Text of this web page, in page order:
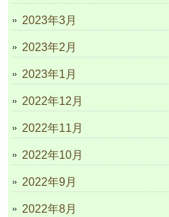
2023年3月
2023年2月
2023年1月
2022年12月
2022年11月
2022年10月
2022年9月
2022年8月